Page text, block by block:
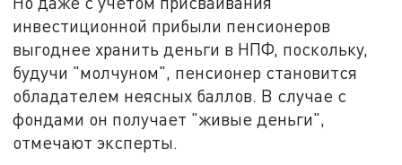
инвестиционной прибыли пенсионеров
выгоднее хранить деньги в НПФ, поскольку,
будучи "молчуном", пенсионер становится
обладателем неясных баллов. В случае с
фондами он получает "живые деньги",
отмечают эксперты.